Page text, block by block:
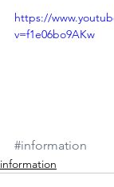
https://
v=f1e06bo9AKw
#information
information